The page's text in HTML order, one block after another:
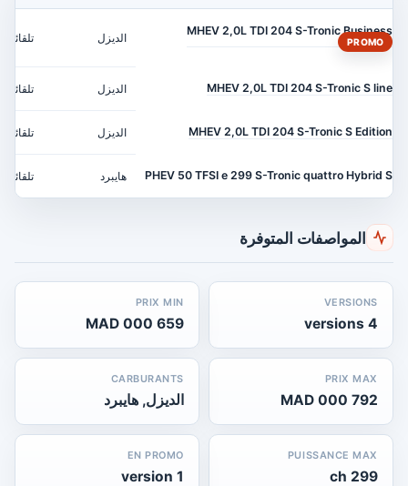
MHEV 2,0L TDI 204 S-Tronic Business
PROMO الديزل تلقائي
MHEV 2,0L TDI 204 S-Tronic S line الديزل تلقائي
MHEV 2,0L TDI 204 S-Tronic S Edition الديزل تلقائي
PHEV 50 TFSI e 299 S-Tronic quattro Hybrid S هايبرد تلقائي
المواصفات المتوفرة
VERSIONS
4 versions
PRIX MIN
659 000 MAD
PRIX MAX
792 000 MAD
CARBURANTS
الديزل, هايبرد
PUISSANCE MAX
299 ch
EN PROMO
1 version